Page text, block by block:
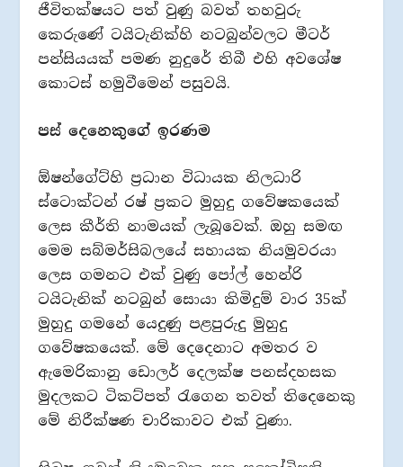
ජීවිතක්ෂයට පත් වුණු බවත් තහවුරු
කෙරුණේ ටයිටැනික්හි නටබුන්වලට මීටර්
පන්සියයක් පමණ නුදුරේ තිබී එහි අවශේෂ
කොටස් හමුවීමෙන් පසුවයි.
පස් දෙනෙකුගේ ඉරණම
ඕෂන්ගේට්හි ප්‍රධාන විධායක නිලධාරි
ස්ටොක්ටන් රෂ් ප්‍රකට මුහුදු ගවේෂකයෙක්
ලෙස කීර්ති නාමයක් ලැබූවෙක්. ඔහු සමඟ
මෙම සබ්මර්සිබලයේ සහායක නියමුවරයා
ලෙස ගමනට එක් වුණු පෝල් හෙන්රි
ටයිටැනික් නටබුන් සොයා කිමිදුම් වාර 35ක්
මුහුදු ගමනේ යෙදුණු පළපුරුදු මුහුදු
ගවේෂකයෙක්. මේ දෙදෙනාට අමතර ව
ඇමෙරිකානු ඩොලර් දෙලක්ෂ පනස්දහසක
මුදලකට ටිකට්පත් රැගෙන තවත් තිදෙනෙකු
මේ නිරීක්ෂණ චාරිකාවට එක් වුණා.